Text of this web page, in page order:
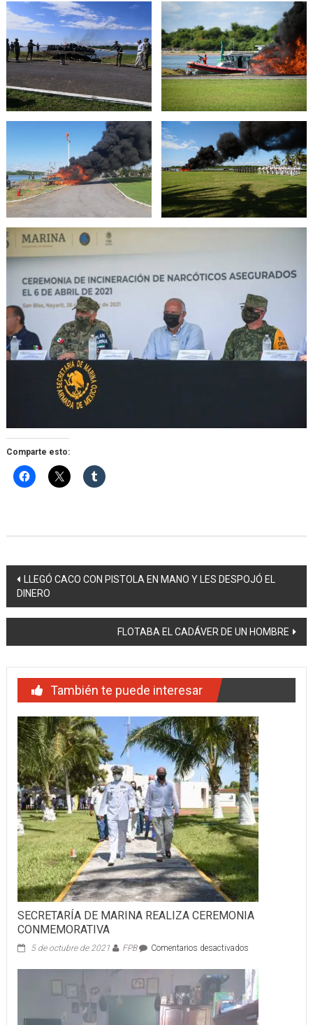
Comparte esto:
Navegación
de
LLEGÓ CACO CON PISTOLA EN MANO Y LES DESPOJÓ EL
DINERO
FLOTABA EL CADÁVER DE UN HOMBRE
También te puede interesar
SECRETARÍA DE MARINA REALIZA CEREMONIA
CONMEMORATIVA
5 de octubre de 2021 FPB Comentarios desactivadosen
DE
MARINA
REALIZA